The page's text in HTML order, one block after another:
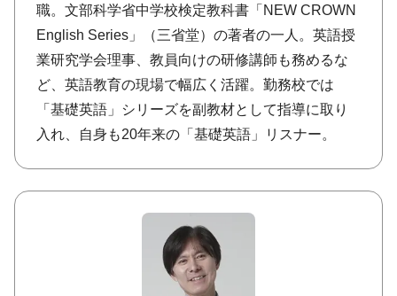
職。文部科学省中学校検定教科書「NEW CROWN
English Series」（三省堂）の著者の一人。英語授
業研究学会理事、教員向けの研修講師も務めるな
ど、英語教育の現場で幅広く活躍。勤務校では
「基礎英語」シリーズを副教材として指導に取り
入れ、自身も20年来の「基礎英語」リスナー。